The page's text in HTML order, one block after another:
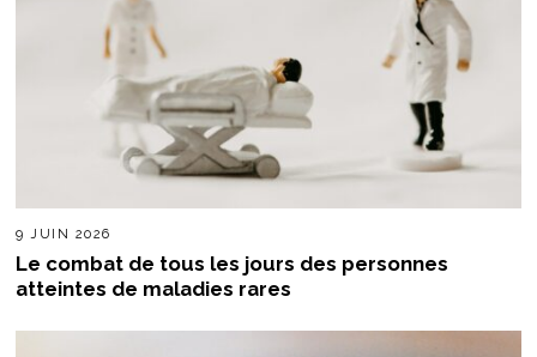
9 JUIN 2026
Le combat de tous les jours des personnes
atteintes de maladies rares